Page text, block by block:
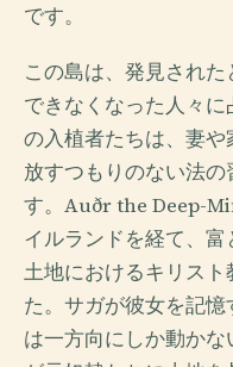
です。
この島は、発見され
できなくなった人々
の入植者たちは、妻
放すつもりのない法
す。Auðr the Deep-
イルランドを経て、
土地におけるキリス
た。サガが彼女を記
は一方向にしか動か